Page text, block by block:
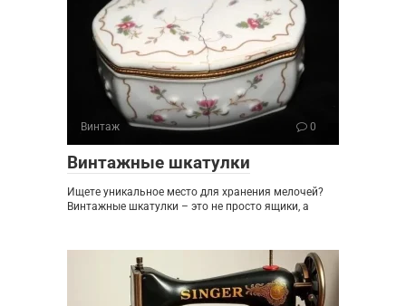
Винтаж 0
Винтажные шкатулки
Ищете уникальное место для хранения мелочей?
Винтажные шкатулки – это не просто ящики, а